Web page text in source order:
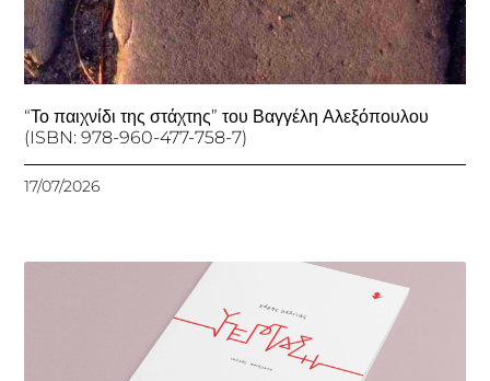
“Το παιχνίδι της στάχτης” του Βαγγέλη Αλεξόπουλου
(ISBN: 978-960-477-758-7)
17/07/2026